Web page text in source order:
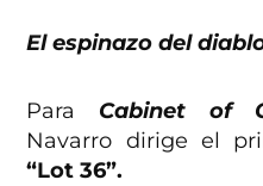
El espinazo del
Para Cabinet of
Navarro dirige el
“Lot 36”.